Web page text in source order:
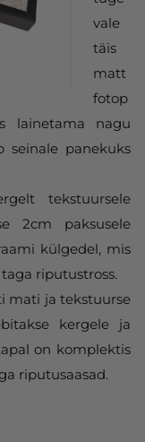
vale
täis
matt
fotop
lainetama nagu
seinale panekuks
tekstuursele
2cm paksusele
külgedel, mis
riputustross.
mati ja tekstuurse
kergele ja
on komplektis
riputusaasad.